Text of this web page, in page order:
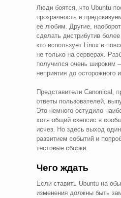
Люди боятся, что Ubuntu
прозрачность и
ее любим. Другие,
сделать дистрибутив
кто использует Linux в
не только на серверах.
получился очень широким
неприятия до осторожного
Представители Canonical,
ответы пользователей,
Это немного остудило
хотя общий скепсис в
исчез. Но здесь выход
развитием событий и
тестовые сборки.
Чего ждать
Если ставить Ubuntu на
изменения должны быть